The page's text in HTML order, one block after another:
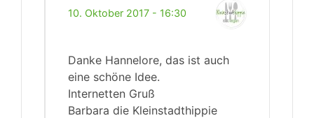
10. Oktober 2017 - 16:30
Danke Hannelore, das ist auch
eine schöne Idee.
Internetten Gruß
Barbara die Kleinstadthippie